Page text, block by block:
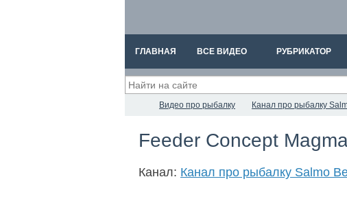
ГЛАВНАЯ ВСЕ ВИДЕО РУБРИКАТОР
Видео про рыбалку Канал про рыбалку
Feeder Concept
Канал: Канал про рыбалку Salmo